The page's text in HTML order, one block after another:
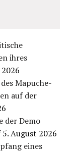
ihres
Mapuche-
auf der
der Demo
5. August 2026
eines